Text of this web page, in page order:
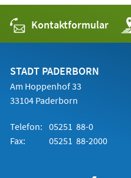
Kontaktformular
in
STADT PADERBORN
Am Hoppenhof 33
33104 Paderborn
Telefon: 05251 88-0
Fax:
05251 88-2000